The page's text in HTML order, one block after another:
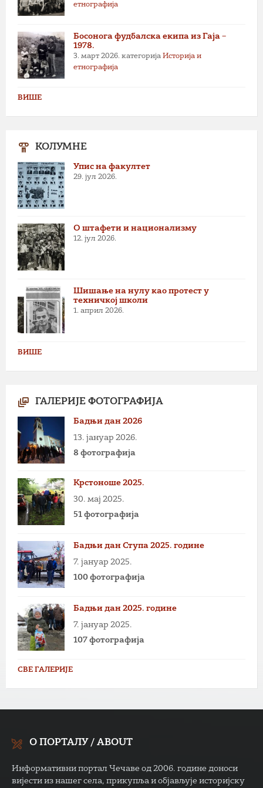
етнографија
Босонога фудбалска екипа из Гаја –
1978.
3. март 2026. категорија Историја и
етнографија
ВИШЕ
КОЛУМНЕ
Упис на факултет
29. јул 2026.
О штафети и национализму
12. јул 2026.
Шишање на нулу као протест у
техничкој школи
1. април 2026.
ВИШЕ
ГАЛЕРИЈЕ ФОТОГРАФИЈА
Бадњи дан 2026
13. јануар 2026.
8 фотографија
Крстоноше 2025.
30. мај 2025.
51 фотографија
Бадњи дан Ступа 2025. године
7. јануар 2025.
100 фотографија
Бадњи дан 2025. године
7. јануар 2025.
107 фотографија
СВЕ ГАЛЕРИЈЕ
О ПОРТАЛУ / ABOUT
Информативни портал Чечаве од 2006. године доноси
вијести из нашег села, прикупља и објављује историјску